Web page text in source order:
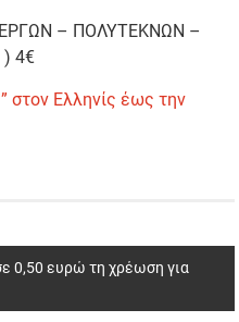
– ΠΟΛΥΤΕΚΝΩΝ –
) 4€
στον Ελληνίς έως την
0,50 ευρώ τη χρέωση για